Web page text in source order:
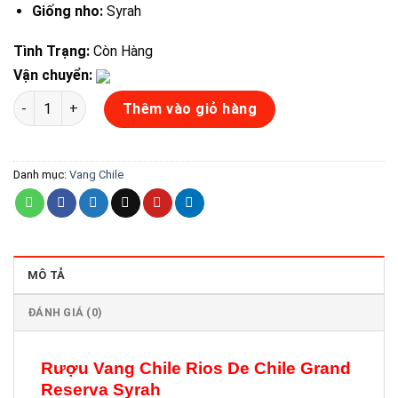
Giống nho: Syrah
Tình Trạng: Còn Hàng
Vận chuyển:
Rượu Vang Chile Rios De Chile Grand Reserva Syrah số lượng
Thêm vào giỏ hàng
Danh mục: Vang Chile
MÔ TẢ
ĐÁNH GIÁ (0)
Rượu Vang Chile Rios De Chile Grand
Reserva Syrah